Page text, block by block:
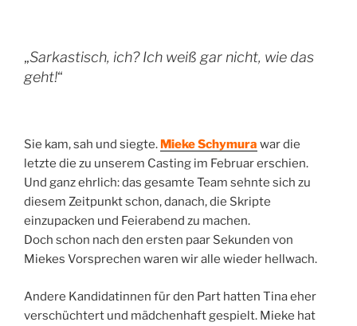
„Sarkastisch, ich? Ich weiß gar nicht, wie das
geht!“
Sie kam, sah und siegte. Mieke Schymura war die
letzte die zu unserem Casting im Februar erschien.
Und ganz ehrlich: das gesamte Team sehnte sich zu
diesem Zeitpunkt schon, danach, die Skripte
einzupacken und Feierabend zu machen.
Doch schon nach den ersten paar Sekunden von
Miekes Vorsprechen waren wir alle wieder hellwach.
Andere Kandidatinnen für den Part hatten Tina eher
verschüchtert und mädchenhaft gespielt. Mieke hat